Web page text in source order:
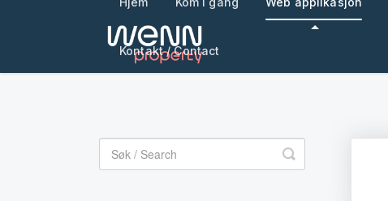
Kontakt / Contact
Toggle
Search